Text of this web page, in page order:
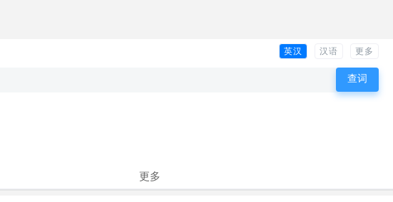
英汉 汉语 更多
更多